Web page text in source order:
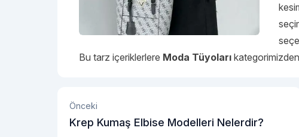
Bu tarz içeriklerlere Moda Tüyoları
Önceki
Krep Kumaş Elbise Modelleri Nelerdir?